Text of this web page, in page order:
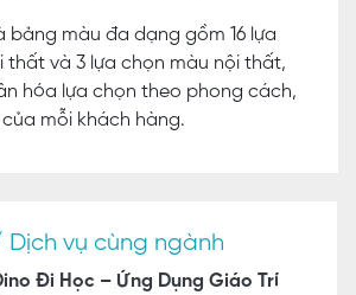
bảng màu đa dạng gồm 16 lựa
thất và 3 lựa chọn màu nội thất,
hóa lựa chọn theo phong cách,
mỗi khách hàng.
vụ cùng ngành
Đi Học – Ứng Dụng Giáo Trí